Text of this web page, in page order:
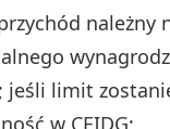
należny
jeśli limit
w CEIDG;